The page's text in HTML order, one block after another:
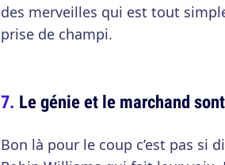
des merveilles qui est tout
prise de champi.
Le génie et le marchand
Bon là pour le coup c’est pas si